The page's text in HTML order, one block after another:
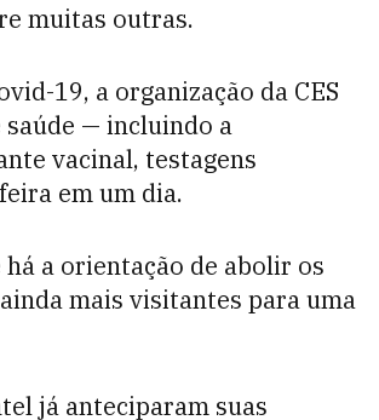
muitas outras.
19, a organização da CES
— incluindo a
vacinal, testagens
em um dia.
a orientação de abolir os
mais visitantes para uma
já anteciparam suas